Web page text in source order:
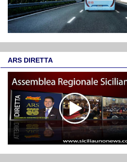
ARS DIRETTA